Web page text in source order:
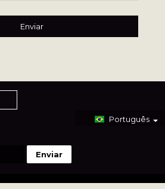
Enviar
Português